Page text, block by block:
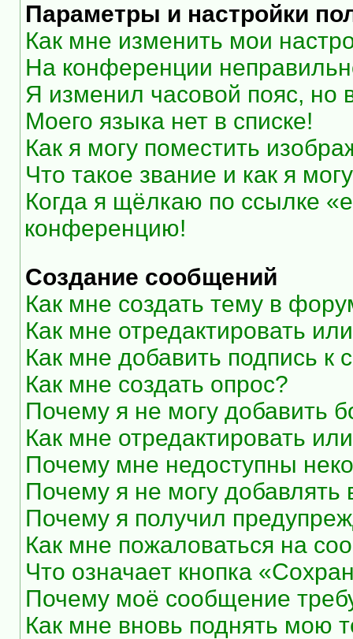
Параметры и настройки
Как мне изменить мои
На конференции
Я изменил часовой пояс, но
Моего языка нет в списке!
Как я могу поместить
Что такое звание и как я
Когда я щёлкаю по ссылке
конференцию!
Создание сообщений
Как мне создать тему в
Как мне отредактировать
Как мне добавить подпись
Как мне создать опрос?
Почему я не могу добавить
Как мне отредактировать
Почему мне недоступны
Почему я не могу добавлять
Почему я получил
Как мне пожаловаться на
Что означает кнопка
Почему моё сообщение
Как мне вновь поднять мою